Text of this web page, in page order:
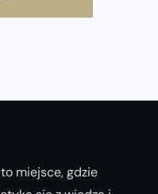
Portowy
miejsce, gdzie